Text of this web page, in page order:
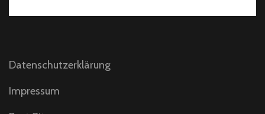
Datenschutzerklärung
Impressum